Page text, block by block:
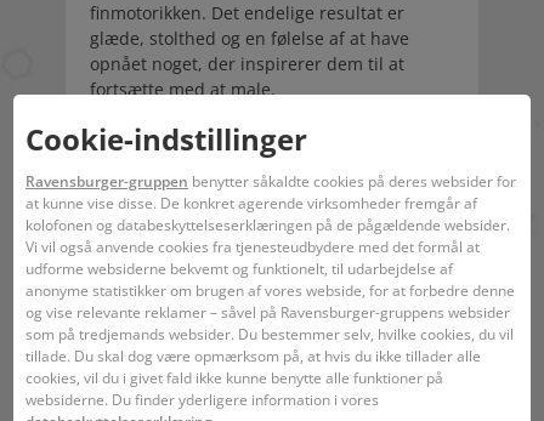
finmotorikken. Det endelige resultat er
glæde, stolthed og en følelse af at have
opnået noget, der inspirerer dem til at
fortsætte med at male.
sværhedsgrader: fra enkle billeder med få
store områder, der skal males, til billeder
med mange små områder til øvede malere.
Hvert malersæt indeholder alt, hvad
kunstnere har brug for til at male, og det er
ikke nødvendigt at blande farver.
Ravensburger Painting by Numbers-
programmet tilbyder et stort udvalg af
motiver til børn og voksne.
Indhold
Cookie-indstillinger
Ravensburger-gruppen benytter såkaldte cookies på deres websider for
at kunne vise disse. De konkret agerende virksomheder fremgår af
kolofonen og databeskyttelseserklæringen på de pågældende websider.
Vi vil også anvende cookies fra tjenesteudbydere med det formål at
udforme websiderne bekvemt og funktionelt, til udarbejdelse af
anonyme statistikker om brugen af vores webside, for at forbedre denne
og vise relevante reklamer – såvel på Ravensburger-gruppens websider
som på tredjemands websider. Du bestemmer selv, hvilke cookies, du vil
tillade. Du skal dog være opmærksom på, at hvis du ikke tillader alle
cookies, vil du i givet fald ikke kunne benytte alle funktioner på
websiderne. Du finder yderligere information i vores